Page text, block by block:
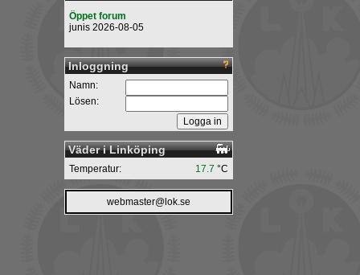
Öppet forum
junis 2026-08-05
Inloggning
Namn:
Lösen:
Väder i Linköping
17.7 °C
Temperatur:
webmaster@lok.se